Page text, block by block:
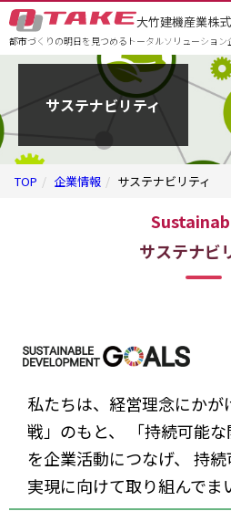
大竹建機産業株
都市づくりの明日を見つめるトータルソリューション
サステナビリティ
TOP 企業情報 サステナビリティ
サステナビ
私たちは、経営理念にか
戦」のもと、
「持続可能
を企業活動につなげ、
持続
実現に向けて取り組んでま